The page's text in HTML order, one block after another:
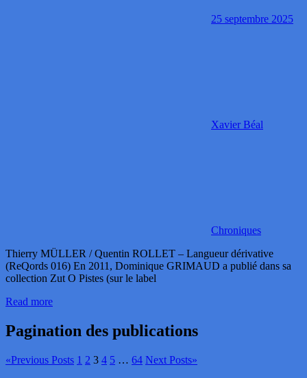
25 septembre 2025
Xavier Béal
Chroniques
Thierry MÜLLER / Quentin ROLLET – Langueur dérivative
(ReQords 016) En 2011, Dominique GRIMAUD a publié dans sa
collection Zut O Pistes (sur le label
Read more
Pagination des publications
«Previous Posts 1 2 3 4 5 … 64 Next Posts»